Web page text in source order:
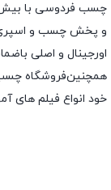
و پخش چسب و اسپری
اورجینال و اصلی
همچنین‌فروشگاه چسب
خود انواع فیلم های